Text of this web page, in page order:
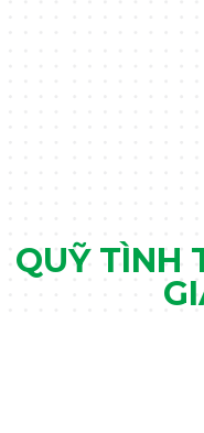
QUỸ TÌNH